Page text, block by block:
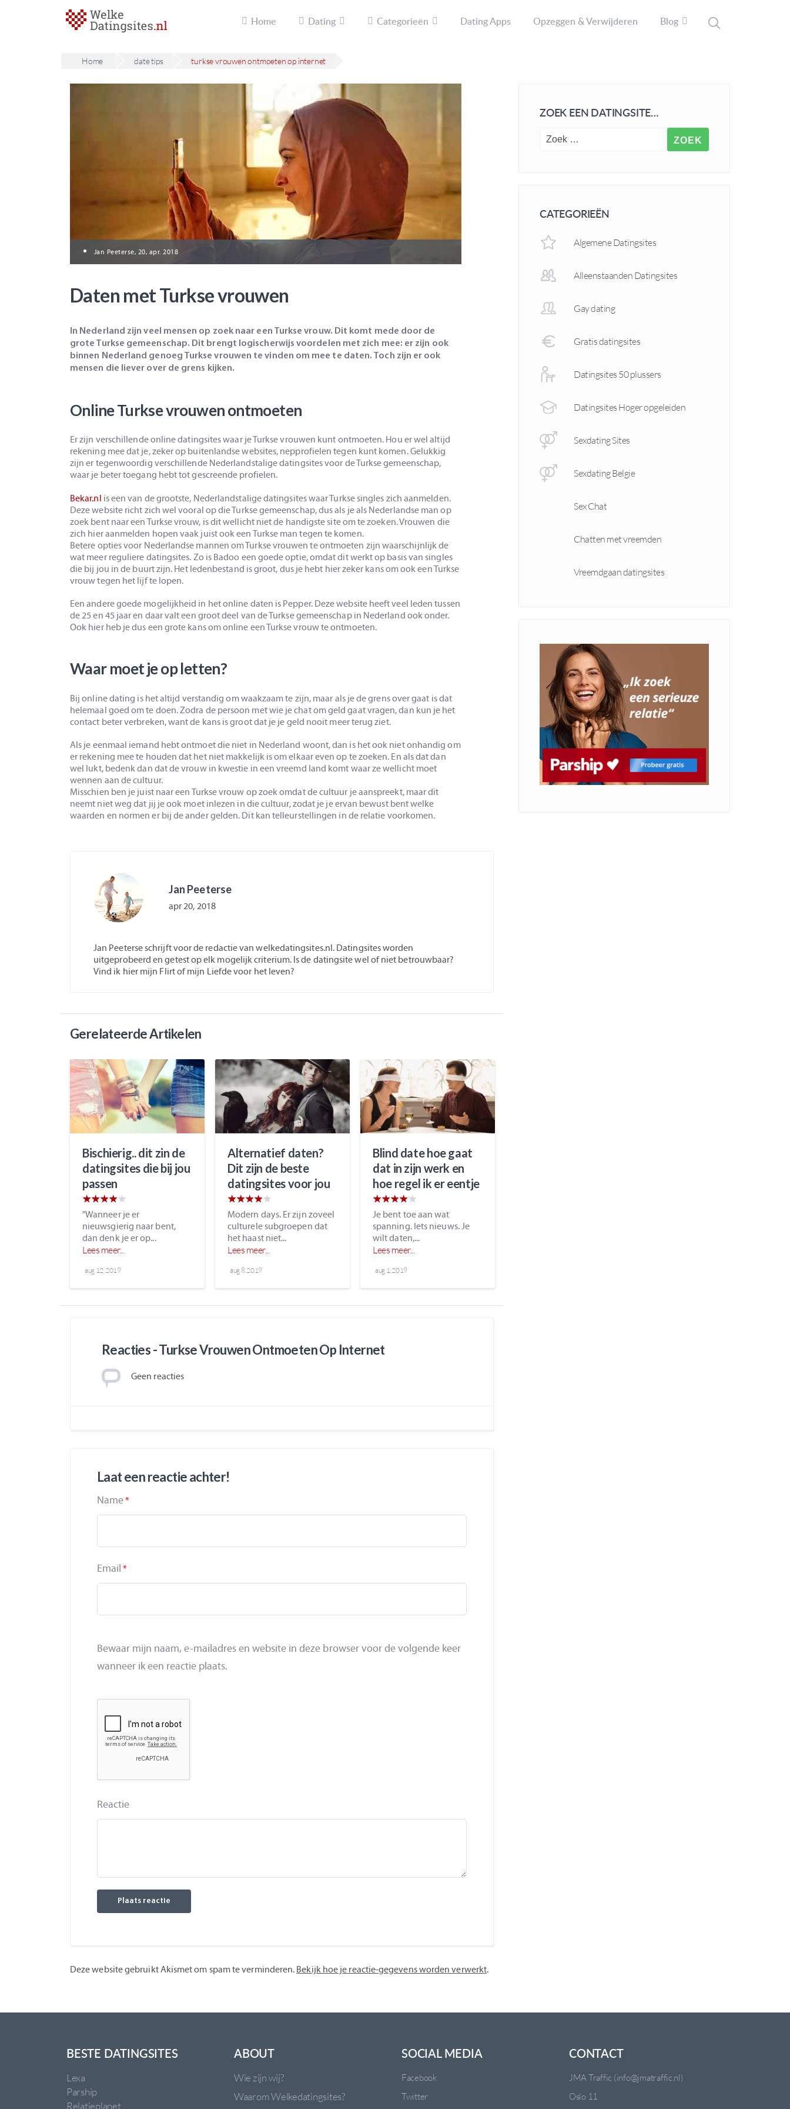
Home Dating Categorieën Dating Apps Opzeggen & Verwijderen Blog
Home date tips turkse vrouwen ontmoeten op internet
Jan Peeterse, 20, apr. 2018
Daten met Turkse vrouwen
In Nederland zijn veel mensen op zoek naar een Turkse vrouw. Dit komt mede door de
grote Turkse gemeenschap. Dit brengt logischerwijs voordelen met zich mee: er zijn ook
binnen Nederland genoeg Turkse vrouwen te vinden om mee te daten. Toch zijn er ook
mensen die liever over de grens kijken.
Online Turkse vrouwen ontmoeten
Er zijn verschillende online datingsites waar je Turkse vrouwen kunt ontmoeten. Hou er wel altijd
rekening mee dat je, zeker op buitenlandse websites, nepprofielen tegen kunt komen. Gelukkig
zijn er tegenwoordig verschillende Nederlandstalige datingsites voor de Turkse gemeenschap,
waar je beter toegang hebt tot gescreende profielen.
Bekar.nl is een van de grootste, Nederlandstalige datingsites waar Turkse singles zich aanmelden.
Deze website richt zich wel vooral op die Turkse gemeenschap, dus als je als Nederlandse man op
zoek bent naar een Turkse vrouw, is dit wellicht niet de handigste site om te zoeken. Vrouwen die
zich hier aanmelden hopen vaak juist ook een Turkse man tegen te komen.
Betere opties voor Nederlandse mannen om Turkse vrouwen te ontmoeten zijn waarschijnlijk de
wat meer reguliere datingsites. Zo is Badoo een goede optie, omdat dit werkt op basis van singles
die bij jou in de buurt zijn. Het ledenbestand is groot, dus je hebt hier zeker kans om ook een Turkse
vrouw tegen het lijf te lopen.
Een andere goede mogelijkheid in het online daten is Pepper. Deze website heeft veel leden tussen
de 25 en 45 jaar en daar valt een groot deel van de Turkse gemeenschap in Nederland ook onder.
Ook hier heb je dus een grote kans om online een Turkse vrouw te ontmoeten.
Waar moet je op letten?
Bij online dating is het altijd verstandig om waakzaam te zijn, maar als je de grens over gaat is dat
helemaal goed om te doen. Zodra de persoon met wie je chat om geld gaat vragen, dan kun je het
contact beter verbreken, want de kans is groot dat je je geld nooit meer terug ziet.
Als je eenmaal iemand hebt ontmoet die niet in Nederland woont, dan is het ook niet onhandig om
er rekening mee te houden dat het niet makkelijk is om elkaar even op te zoeken. En als dat dan
wel lukt, bedenk dan dat de vrouw in kwestie in een vreemd land komt waar ze wellicht moet
wennen aan de cultuur.
Misschien ben je juist naar een Turkse vrouw op zoek omdat de cultuur je aanspreekt, maar dit
neemt niet weg dat jij je ook moet inlezen in die cultuur, zodat je je ervan bewust bent welke
waarden en normen er bij de ander gelden. Dit kan telleurstellingen in de relatie voorkomen.
Jan Peeterse
apr 20, 2018
Jan Peeterse schrijft voor de redactie van welkedatingsites.nl. Datingsites worden
uitgeprobeerd en getest op elk mogelijk criterium. Is de datingsite wel of niet betrouwbaar?
Vind ik hier mijn Flirt of mijn Liefde voor het leven?
Gerelateerde Artikelen
Bischierig.. dit zin de
datingsites die bij jou
passen
aug 12, 2019
"Wanneer je er
nieuwsgierig naar bent,
dan denk je er op...
Lees meer...
Alternatief daten?
Dit zijn de beste
datingsites voor jou
aug 8, 2019
Modern days. Er zijn zoveel
culturele subgroepen dat
het haast niet...
Lees meer...
Blind date hoe gaat
dat in zijn werk en
hoe regel ik er eentje
aug 1, 2019
Je bent toe aan wat
spanning. Iets nieuws. Je
wilt daten,...
Lees meer...
Reacties - Turkse Vrouwen Ontmoeten Op Internet
Geen reacties
Laat een reactie achter!
Name*
Email *
Bewaar mijn naam, e-mailadres en website in deze browser voor de volgende keer
wanneer ik een reactie plaats.
Reactie
Deze website gebruikt Akismet om spam te verminderen. Bekijk hoe je reactie-gegevens worden verwerkt.
ZOEK EEN DATINGSITE…
CATEGORIEËN
Algemene Datingsites
Alleenstaanden Datingsites
Gay dating
Gratis datingsites
Datingsites 50 plussers
Datingsites Hoger opgeleiden
Sexdating Sites
Sexdating Belgie
Sex Chat
Chatten met vreemden
Vreemdgaan datingsites
BESTE DATINGSITES
Lexa
Parship
Relatieplanet
ABOUT
Wie zijn wij?
Waarom Welkedatingsites?
SOCIAL MEDIA
Facebook
Twitter
CONTACT
JMA Traffic (info@jmatraffic.nl)
Oslo 11